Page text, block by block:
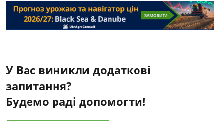
У Вас виникли додаткові
запитання?
Будемо раді допомогти!